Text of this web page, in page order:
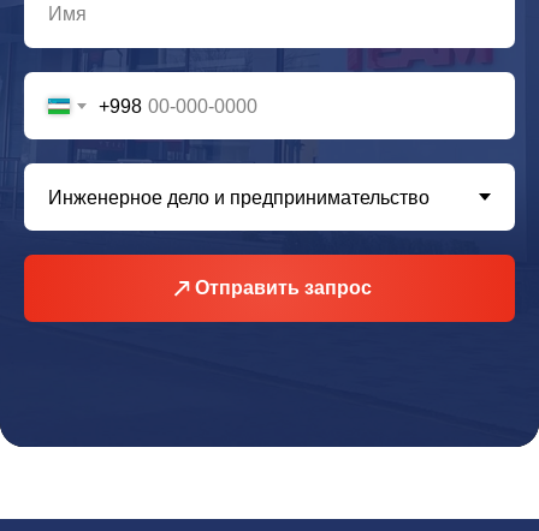
+998
Отправить запрос